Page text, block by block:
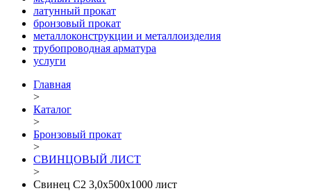
латунный прокат
бронзовый прокат
металлоконструкции и металлоизделия
трубопроводная арматура
услуги
Главная
>
Каталог
>
Бронзовый прокат
>
СВИНЦОВЫЙ ЛИСТ
>
Свинец С2 3,0х500х1000 лист